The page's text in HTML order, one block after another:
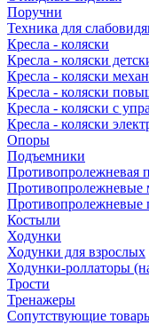
Поручни
Техника для
Кресла - коляски
Кресла - коляски
Кресла - коляски
Кресла - коляски
Кресла - коляски с
Кресла - коляски
Опоры
Подъемники
Противопролежневая
Противопролежневые
Противопролежневые
Костыли
Ходунки
Ходунки для взрослых
Ходунки-роллаторы
Трости
Тренажеры
Сопутствующие